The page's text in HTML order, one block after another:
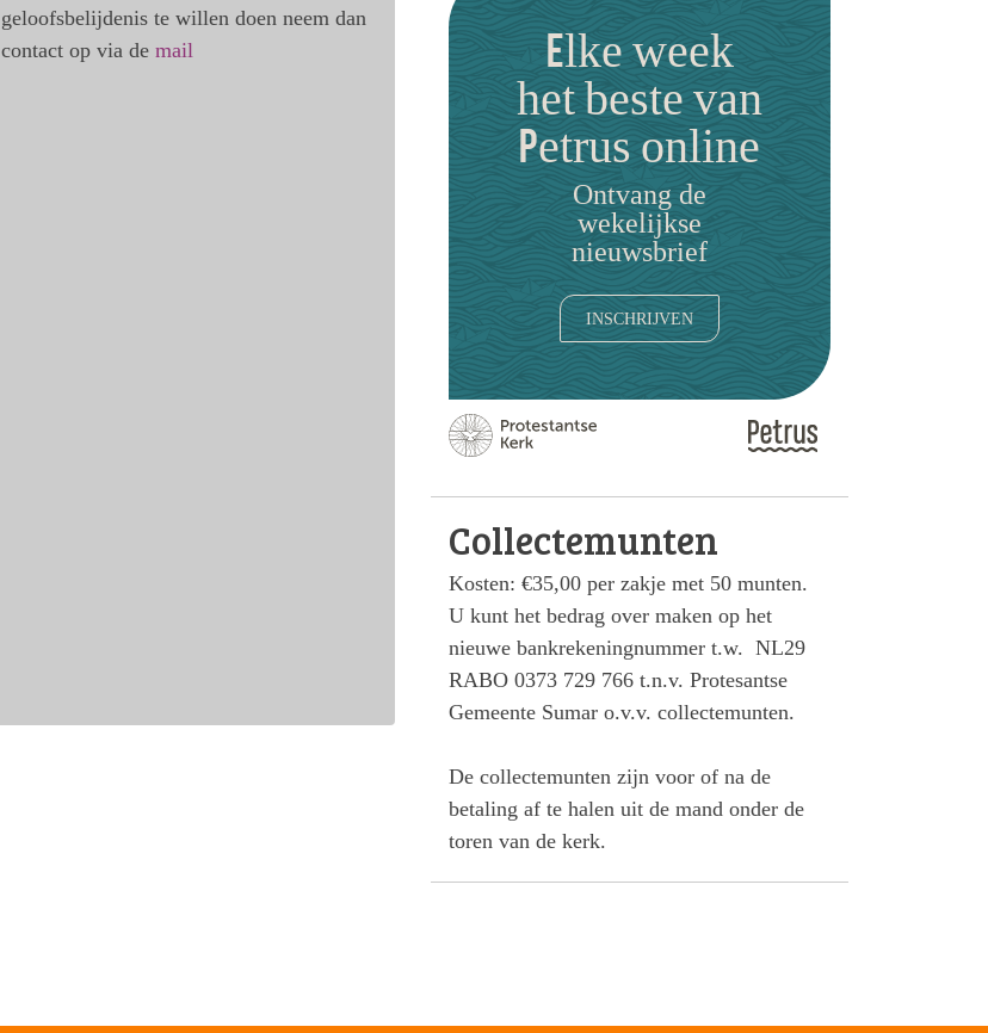
geloofsbelijdenis te willen doen neem dan
contact op via de mail
Elke week
het beste van
Petrus online
Ontvang de
wekelijkse
nieuwsbrief
INSCHRIJVEN
Collectemunten
Kosten: €35,00 per zakje met 50 munten.
U kunt het bedrag over maken op het
nieuwe bankrekeningnummer t.w. NL29
RABO 0373 729 766 t.n.v. Protesantse
Gemeente Sumar o.v.v. collectemunten.
De collectemunten zijn voor of na de
betaling af te halen uit de mand onder de
toren van de kerk.